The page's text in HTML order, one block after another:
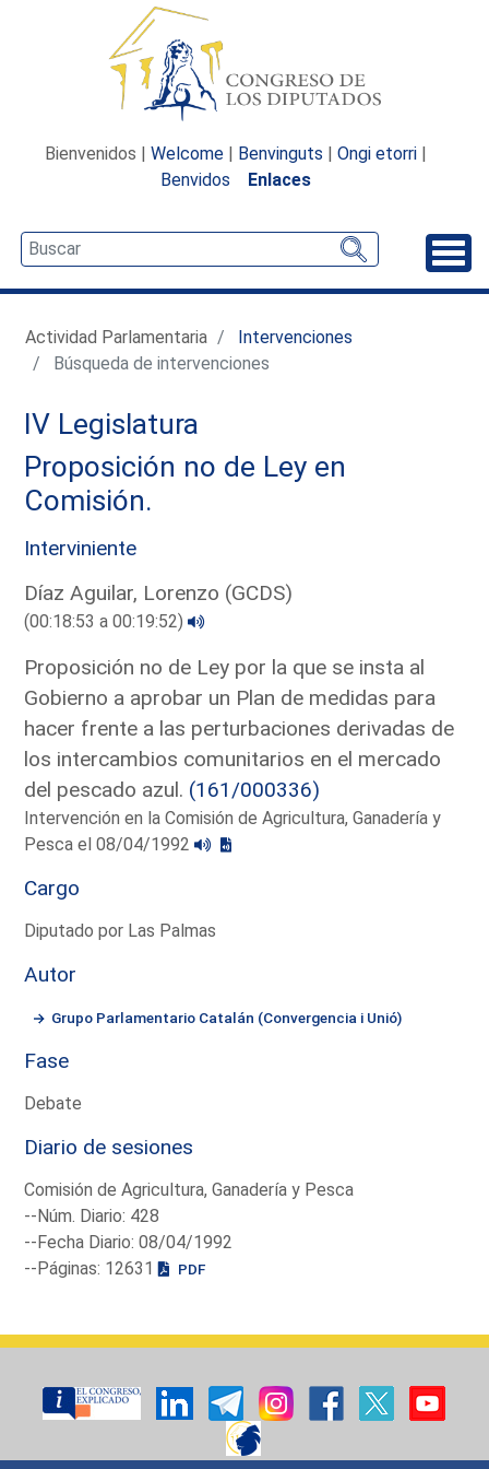
Bienvenidos | Welcome | Benvinguts | Ongi etorri |
Benvidos
Enlaces
Actividad Parlamentaria
Intervenciones
Búsqueda de intervenciones
IV Legislatura
Proposición no de Ley en
Comisión.
Interviniente
Díaz Aguilar, Lorenzo (GCDS)
(00:18:53 a 00:19:52)
Proposición no de Ley por la que se insta al
Gobierno a aprobar un Plan de medidas para
hacer frente a las perturbaciones derivadas de
los intercambios comunitarios en el mercado
del pescado azul. (161/000336)
Intervención en la Comisión de Agricultura, Ganadería y
Pesca el 08/04/1992
Cargo
Diputado por Las Palmas
Autor
Grupo Parlamentario Catalán (Convergencia i Unió)
Fase
Debate
Diario de sesiones
Comisión de Agricultura, Ganadería y Pesca
--Núm. Diario: 428
--Fecha Diario: 08/04/1992
--Páginas: 12631
PDF